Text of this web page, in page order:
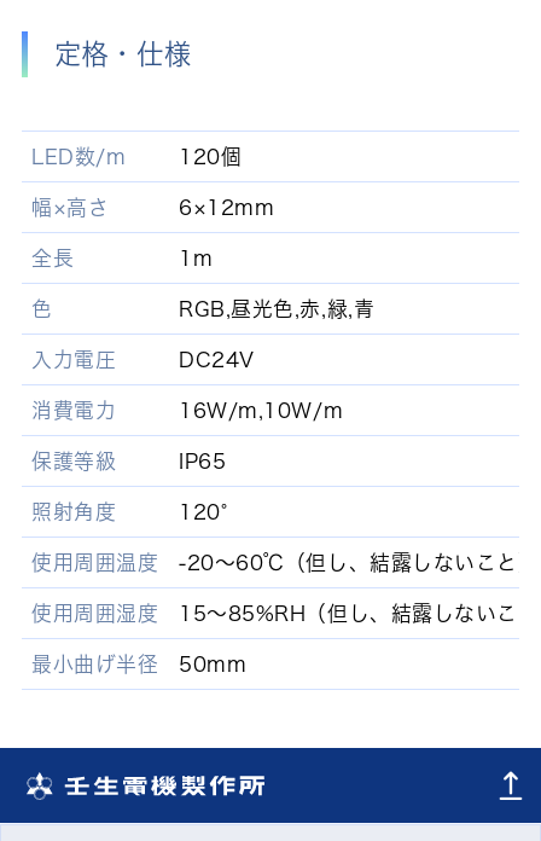
定格・仕様
LED数/m 120個
幅×高さ 6×12mm
全長 1m
色 RGB,昼光色,赤,緑,青
入力電圧 DC24V
消費電力 16W/m,10W/m
保護等級 IP65
照射角度 120°
使用周囲温度 -20〜60℃（但し、結露しないこと）
使用周囲湿度 15〜85%RH（但し、結露しないこ
最小曲げ半径 50mm